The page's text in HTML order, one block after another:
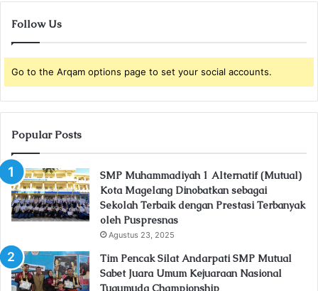
Follow Us
Go to the Arqam options page to set your social accounts.
Popular Posts
SMP Muhammadiyah 1 Alternatif (Mutual)
Kota Magelang Dinobatkan sebagai
Sekolah Terbaik dengan Prestasi Terbanyak
oleh Puspresnas
Agustus 23, 2025
Tim Pencak Silat Andarpati SMP Mutual
Sabet Juara Umum Kejuaraan Nasional
Tugumuda Championship